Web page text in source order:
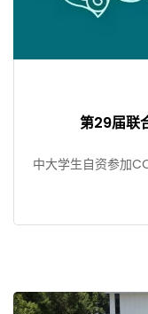
第29届联
中大学生自资参加